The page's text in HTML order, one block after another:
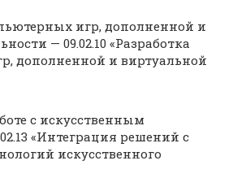
игр, дополненной и
— 09.02.10 «Разработка
дополненной и виртуальной
с искусственным
«Интеграция решений с
искусственного